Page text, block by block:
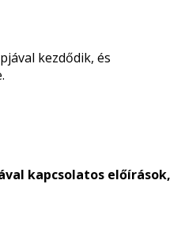
kezdődik, és
kapcsolatos előírások,